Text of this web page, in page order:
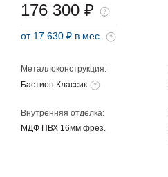
Металлоконструкция:
Бастион Классик
Внутренняя отделка:
МДФ ПВХ 16мм фрез.
176 300 ₽
от 17 630 ₽ в мес.